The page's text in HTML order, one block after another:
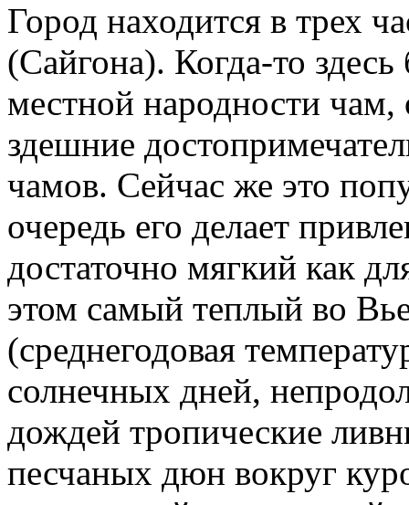
Город находится в трех
(Сайгона). Когда-то
местной народности
здешние
чамов. Сейчас же это
очередь его делает
достаточно мягкий как
этом самый теплый во
(среднегодовая
солнечных дней,
дождей тропические
песчаных дюн вокруг